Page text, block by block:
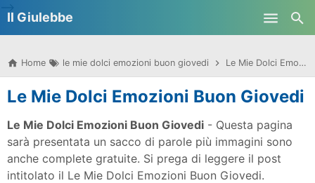
Il Giulebbe
Home le mie dolci emozioni buon giovedi Le Mie Dolci Emozioni Buon Giovedi
Le Mie Dolci Emozioni Buon Giovedi
Le Mie Dolci Emozioni Buon Giovedi - Questa pagina
sarà presentata un sacco di parole più immagini sono
anche complete gratuite. Si prega di leggere il post
intitolato il Le Mie Dolci Emozioni Buon Giovedi.